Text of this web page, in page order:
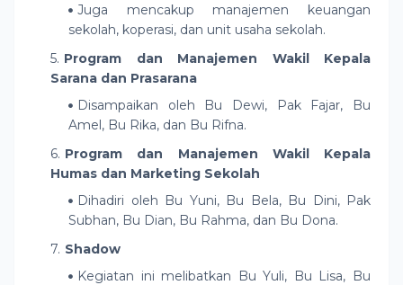
Juga mencakup manajemen keuangan
sekolah, koperasi, dan unit usaha sekolah.
Program dan Manajemen Wakil Kepala
Sarana dan Prasarana
Disampaikan oleh Bu Dewi, Pak Fajar, Bu
Amel, Bu Rika, dan Bu Rifna.
Program dan Manajemen Wakil Kepala
Humas dan Marketing Sekolah
Dihadiri oleh Bu Yuni, Bu Bela, Bu Dini, Pak
Subhan, Bu Dian, Bu Rahma, dan Bu Dona.
Shadow
Kegiatan ini melibatkan Bu Yuli, Bu Lisa, Bu